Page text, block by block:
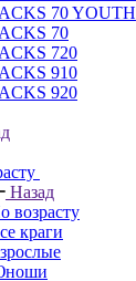
70 YOUTH
70
720
910
920
Назад
возрасту
краги